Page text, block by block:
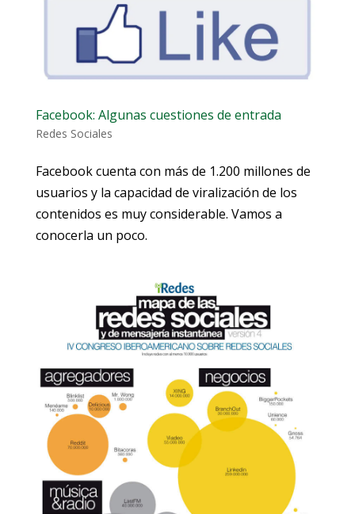
Facebook: Algunas cuestiones de entrada
Redes Sociales
Facebook cuenta con más de 1.200 millones de
usuarios y la capacidad de viralización de los
contenidos es muy considerable. Vamos a
conocerla un poco.